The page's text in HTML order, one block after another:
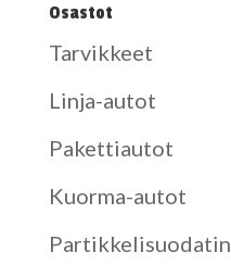
Osastot
Tarvikkeet
Linja-autot
Pakettiautot
Kuorma-autot
Partikkelisuodatin